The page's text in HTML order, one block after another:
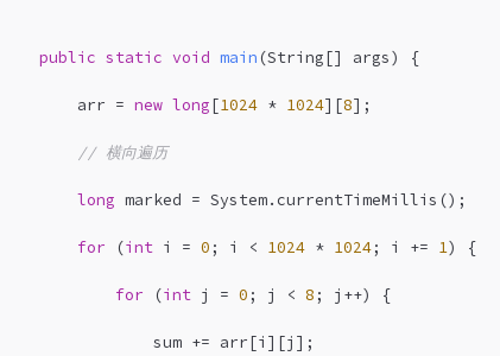
public static void main (String[] args) {
        arr =
new long[1024 * 1024][8];
// 横向遍历
long marked = System.currentTimeMillis();
for (int i = 0 ; i < 1024 * 1024; i += 1) {
for (int j = 0 ; j < 8 ; j++) {
                sum += arr[i][j];